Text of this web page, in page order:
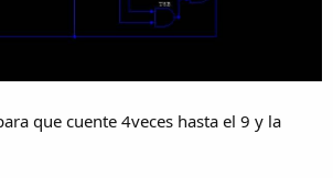
que cuente 4veces hasta el 9 y la